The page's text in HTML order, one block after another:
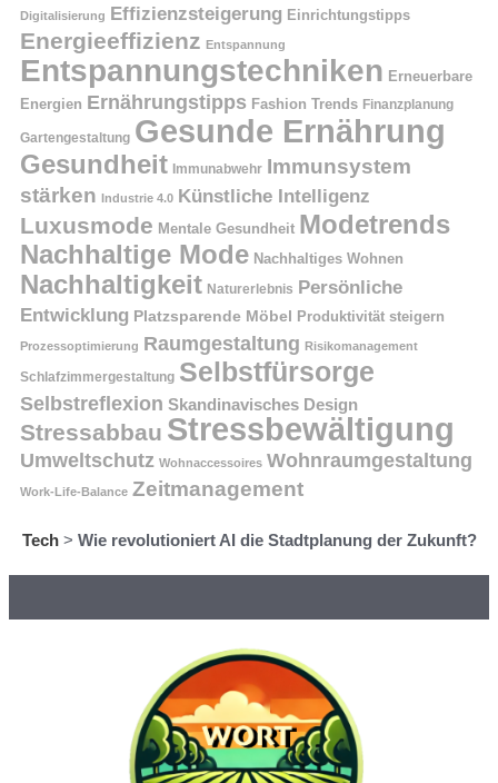
Digitalisierung Effizienzsteigerung Einrichtungstipps
Energieeffizienz Entspannung
Entspannungstechniken Erneuerbare
Energien Ernährungstipps Fashion Trends Finanzplanung
Gartengestaltung Gesunde Ernährung
Gesundheit Immunabwehr Immunsystem
stärken Industrie 4.0 Künstliche Intelligenz
Luxusmode Mentale Gesundheit Modetrends
Nachhaltige Mode Nachhaltiges Wohnen
Nachhaltigkeit Naturerlebnis Persönliche
Entwicklung Platzsparende Möbel Produktivität steigern
Prozessoptimierung Raumgestaltung Risikomanagement
Schlafzimmergestaltung Selbstfürsorge
Selbstreflexion Skandinavisches Design
Stressabbau Stressbewältigung
Umweltschutz Wohnaccessoires Wohnraumgestaltung
Work-Life-Balance Zeitmanagement
Tech> Wie revolutioniert AI die Stadtplanung der Zukunft?